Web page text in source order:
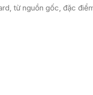
từ nguồn gốc, đặc